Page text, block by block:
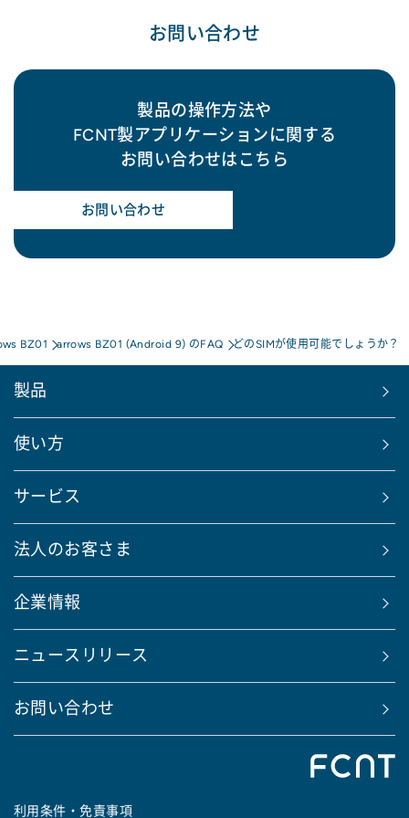
お問い合わせ
製品の操作方法や
FCNT製アプリケーションに関する
お問い合わせはこちら
お問い合わせ
BZ01 arrows BZ01 (Android 9) のFAQ どのSIMが使用可能でしょうか？
製品
使い方
サービス
法人のお客さま
企業情報
ニュースリリース
お問い合わせ
利用条件・免責事項